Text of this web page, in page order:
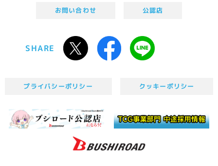
お問い合わせ 公認店
SHARE
プライバシーポリシー クッキーポリシー